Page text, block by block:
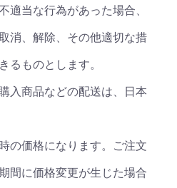
適当な行為があった場合、
消、解除、その他適切な措
るものとします。
入商品などの配送は、日本
の価格になります。ご注文
間に価格変更が生じた場合